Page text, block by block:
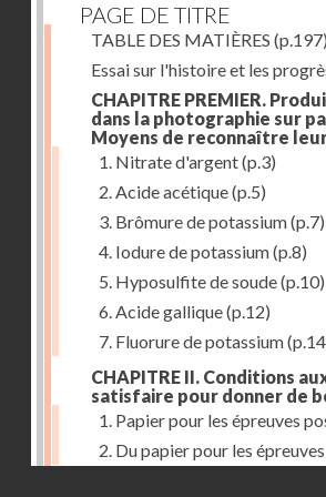
PAGE DE TITRE
TABLE DES MATIÈRES (p.197)
Essai sur l'histoire et les
CHAPITRE PREMIER.
dans la photographie sur
Moyens de reconnaître
1. Nitrate d'argent(p.3)
2. Acide acétique(p.5)
3. Brômure de potassium(p.7)
4. Iodure de potassium(p.8)
5. Hyposulfite de soude(p.10)
6. Acide gallique(p.12)
7. Fluorure de potassium
CHAPITRE II. Conditions
satisfaire pour donner de
1. Papier pour les épreuves
2. Du papier pour les